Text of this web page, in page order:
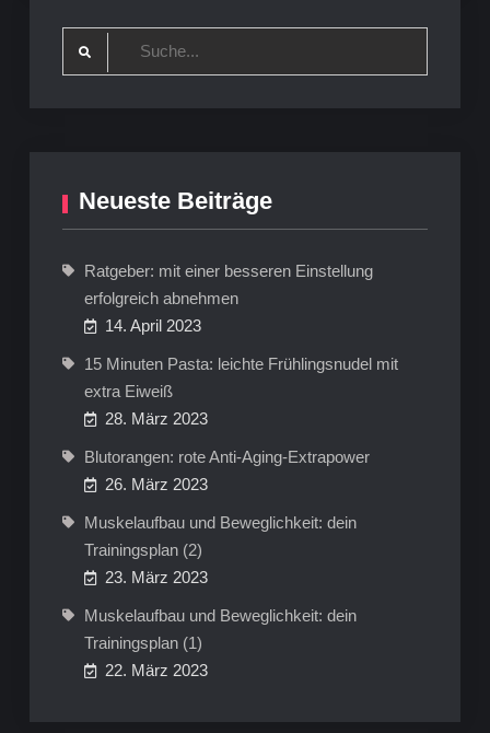
Neueste Beiträge
Ratgeber: mit einer besseren Einstellung
erfolgreich abnehmen
14. April 2023
15 Minuten Pasta: leichte Frühlingsnudel mit
extra Eiweiß
28. März 2023
Blutorangen: rote Anti-Aging-Extrapower
26. März 2023
Muskelaufbau und Beweglichkeit: dein
Trainingsplan (2)
23. März 2023
Muskelaufbau und Beweglichkeit: dein
Trainingsplan (1)
22. März 2023